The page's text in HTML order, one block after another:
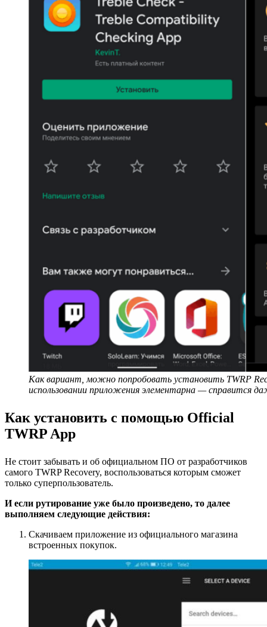
Как вариант, можно попробовать установить TWRP
использовании приложения элементарна — справится
Как установить с помощью Official
TWRP App
Не стоит забывать и об официальном ПО от разработчиков
самого TWRP Recovery, воспользоваться которым сможет
только суперпользователь.
И если рутирование уже было произведено, то далее
выполняем следующие действия:
Скачиваем приложение из официального магазина
встроенных покупок.